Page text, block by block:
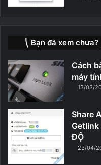
⎝ Bạn đã xem chưa?
Cách
máy
13/03/
Share
ĐỘ
23/04/